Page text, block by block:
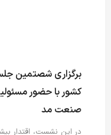
برگزاری شصتمین
کشور با حضور
صنعت مد
در این نشست، اقتدار